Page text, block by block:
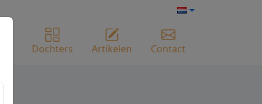
Dochters Artikelen Contact